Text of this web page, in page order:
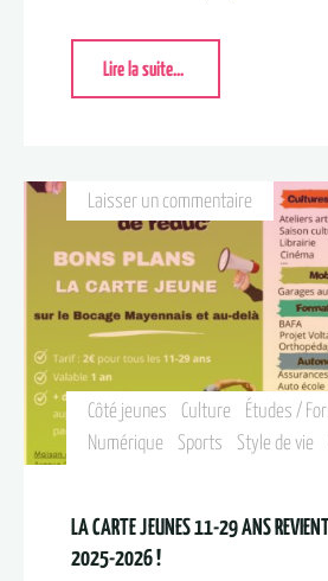
Lire la suite...
Côté jeunes Culture Études /
Numérique
Sports Style de vie
Laisser un commentaire
LA CARTE JEUNES 11-29 ANS
2025-2026 !